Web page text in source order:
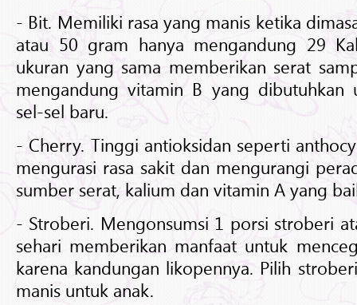
- Bit. Memiliki rasa yang manis ketika
atau 50 gram hanya mengandung 29
ukuran yang sama memberikan serat
mengandung vitamin B yang dibutuhkan
sel-sel baru.
- Cherry. Tinggi antioksidan seperti
mengurasi rasa sakit dan mengurangi
sumber serat, kalium dan vitamin A yang
- Stroberi. Mengonsumsi 1 porsi stroberi
sehari memberikan manfaat untuk
karena kandungan likopennya. Pilih
manis untuk anak.